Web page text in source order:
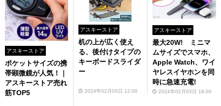
アスキーストア
ポケットサイズの携
帯顕微鏡が人気！｜
アスキーストア売れ
筋TOP5
アスキーストア
机の上が広く使え
る、後付けタイプの
キーボードスライダ
ー
2024年02月05日 12:00
アスキーストア
最大20W! ミニマ
ムサイズでスマホ、
Apple Watch、ワイ
ヤレスイヤホンを同
時に急速充電!
2024年02月03日 18:00